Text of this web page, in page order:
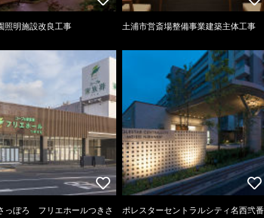
照明施設改良工事 土浦市営斎場整備事業建築主体工事
っぽろ フリエホールつきさ
ポレスターセントラルシティ名西弐番